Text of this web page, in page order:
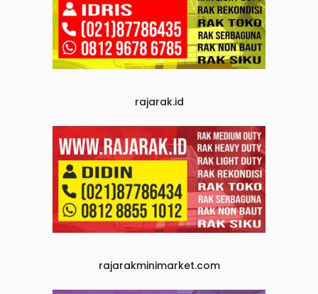
rajarak.id
rajarakminimarket.com